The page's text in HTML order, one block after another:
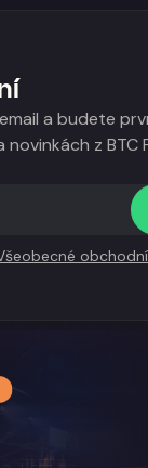
a budete
z BTC